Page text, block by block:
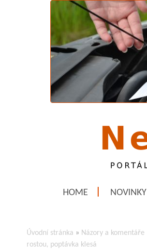
HOME NOVINKY
Úvodní stránka » Názory a komentáře
rostou, poptávka klesá